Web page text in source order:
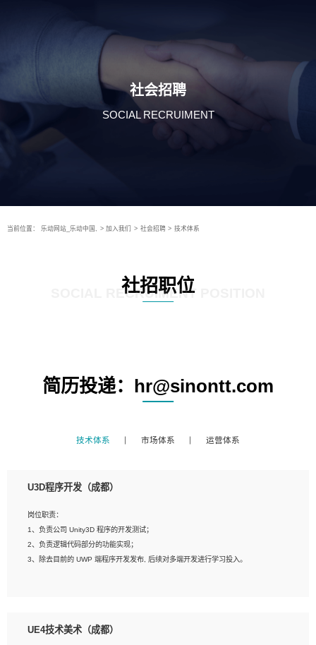
社会招聘
SOCIAL RECRUIMENT
当前位置： 乐动网站_乐动中国, > 加入我们 > 社会招聘 > 技术体系
社招职位
SOCIAL RECRUIMENT POSITION
简历投递：hr@sinontt.com
技术体系 市场体系 运营体系
U3D程序开发（成都）
岗位职责：
1、负责公司 Unity3D 程序的开发测试；
2、负责逻辑代码部分的功能实现；
3、除去目前的 UWP 端程序开发发布, 后续对多端开发进行学习投入。
2、熟练掌握 Unity3D 程序开发，精通 C# 语言开发；
UE4技术美术（成都）